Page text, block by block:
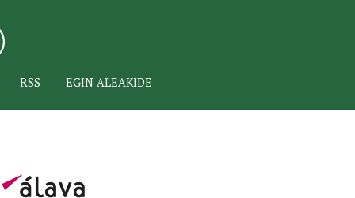
RSS EGIN ALEAKIDE